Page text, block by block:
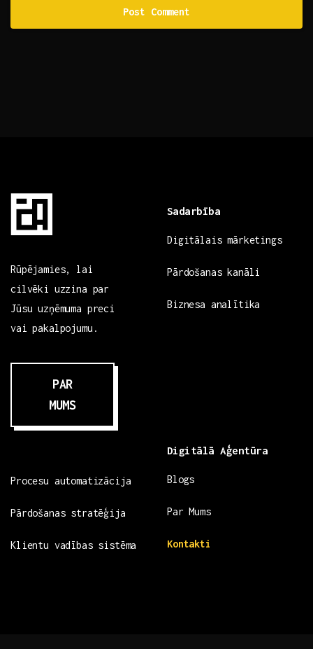
Rūpējamies, lai
cilvēki uzzina par
Jūsu uzņēmuma preci
vai pakalpojumu.
PAR
MUMS
Sadarbība
Digitālais mārketings
Pārdošanas kanāli
Biznesa analītika
Procesu automatizācija
Pārdošanas stratēģija
Klientu vadības sistēma
Digitālā Aģentūra
Blogs
Par Mums
Kontakti